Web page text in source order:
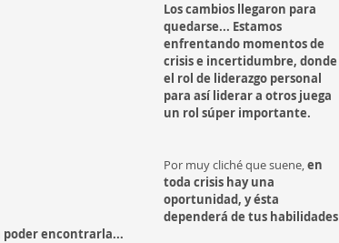
Los cambios llegaron para
quedarse... Estamos
enfrentando momentos de
crisis e incertidumbre, donde
el rol de liderazgo personal
para así liderar a otros juega
un rol súper importante.
Por muy cliché que suene, en
toda crisis hay una
oportunidad, y ésta
dependerá de tus habilidades
poder encontrarla...